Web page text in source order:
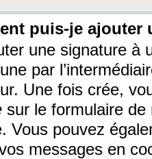
puis-je ajouter
une signature à
par
Une fois crée,
sur le formulaire de
Vous pouvez
messages en